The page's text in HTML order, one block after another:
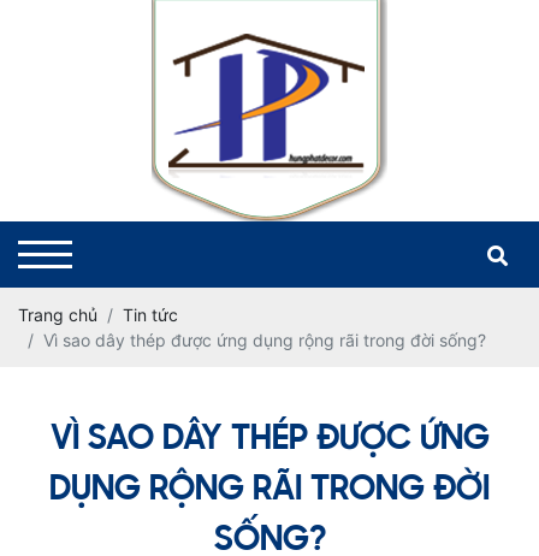
Trang chủ
Tin tức
Vì sao dây thép được ứng dụng rộng rãi trong đời sống?
VÌ SAO DÂY THÉP ĐƯỢC ỨNG
DỤNG RỘNG RÃI TRONG ĐỜI
SỐNG?